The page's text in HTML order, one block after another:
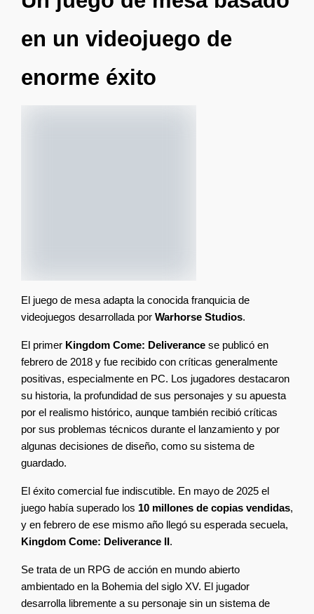
en un videojuego de
enorme éxito
El juego de mesa adapta la conocida franquicia de
videojuegos desarrollada por Warhorse Studios.
El primer Kingdom Come: Deliverance se publicó en
febrero de 2018 y fue recibido con críticas generalmente
positivas, especialmente en PC. Los jugadores destacaron
su historia, la profundidad de sus personajes y su apuesta
por el realismo histórico, aunque también recibió críticas
por sus problemas técnicos durante el lanzamiento y por
algunas decisiones de diseño, como su sistema de
guardado.
El éxito comercial fue indiscutible. En mayo de 2025 el
juego había superado los 10 millones de copias vendidas,
Kingdom Come: Deliverance II .
Se trata de un RPG de acción en mundo abierto
ambientado en la Bohemia del siglo XV. El jugador
desarrolla libremente a su personaje sin un sistema de